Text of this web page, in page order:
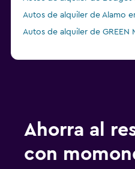
Autos de alquiler de Alamo
Autos de alquiler de GREEN
Ahorra al
con